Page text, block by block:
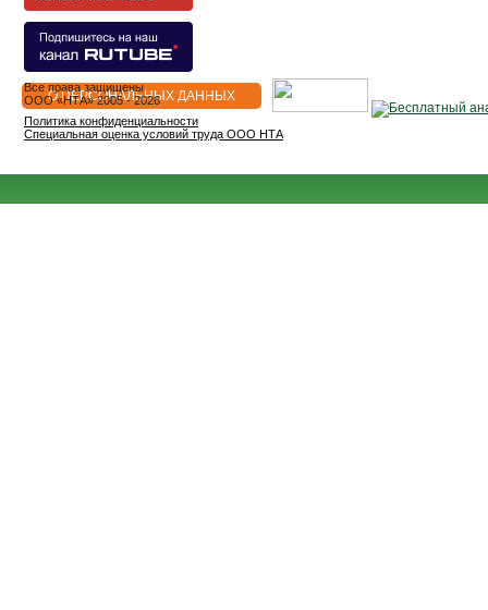
О ПЕРСОНАЛЬНЫХ ДАННЫХ
Все права защищены
OOO «НТА» 2005 - 2026
Политика конфиденциальности
Специальная оценка условий труда ООО НТА